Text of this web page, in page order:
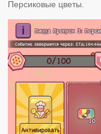
Персиковые цветы.